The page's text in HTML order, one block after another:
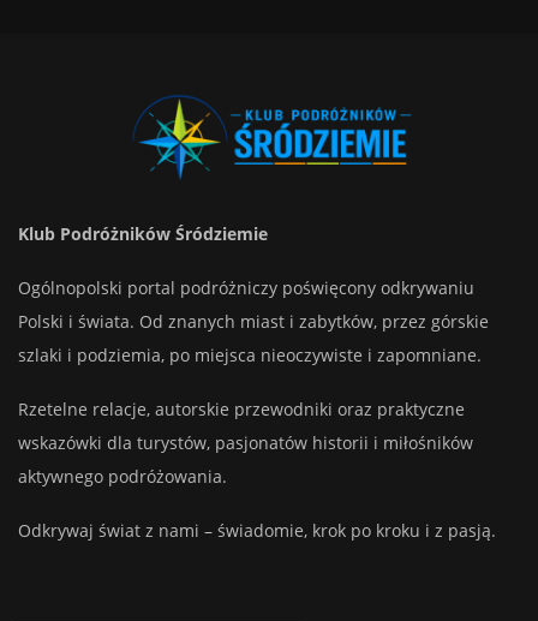
Klub Podróżników Śródziemie
Ogólnopolski portal podróżniczy poświęcony odkrywaniu
Polski i świata. Od znanych miast i zabytków, przez górskie
szlaki i podziemia, po miejsca nieoczywiste i zapomniane.
Rzetelne relacje, autorskie przewodniki oraz praktyczne
wskazówki dla turystów, pasjonatów historii i miłośników
aktywnego podróżowania.
Odkrywaj świat z nami – świadomie, krok po kroku i z pasją.